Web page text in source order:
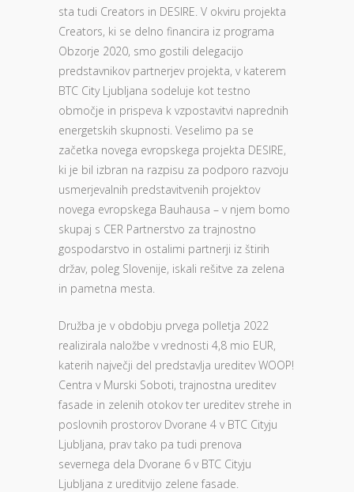
sta tudi Creators in DESIRE. V okviru projekta
Creators, ki se delno financira iz programa
Obzorje 2020, smo gostili delegacijo
predstavnikov partnerjev projekta, v katerem
BTC City Ljubljana sodeluje kot testno
območje in prispeva k vzpostavitvi naprednih
energetskih skupnosti. Veselimo pa se
začetka novega evropskega projekta DESIRE,
ki je bil izbran na razpisu za podporo razvoju
usmerjevalnih predstavitvenih projektov
novega evropskega Bauhausa – v njem bomo
skupaj s CER Partnerstvo za trajnostno
gospodarstvo in ostalimi partnerji iz štirih
držav, poleg Slovenije, iskali rešitve za zelena
in pametna mesta.
Družba je v obdobju prvega polletja 2022
realizirala naložbe v vrednosti 4,8 mio EUR,
katerih največji del predstavlja ureditev WOOP!
Centra v Murski Soboti, trajnostna ureditev
fasade in zelenih otokov ter ureditev strehe in
poslovnih prostorov Dvorane 4 v BTC Cityju
Ljubljana, prav tako pa tudi prenova
severnega dela Dvorane 6 v BTC Cityju
Ljubljana z ureditvijo zelene fasade.